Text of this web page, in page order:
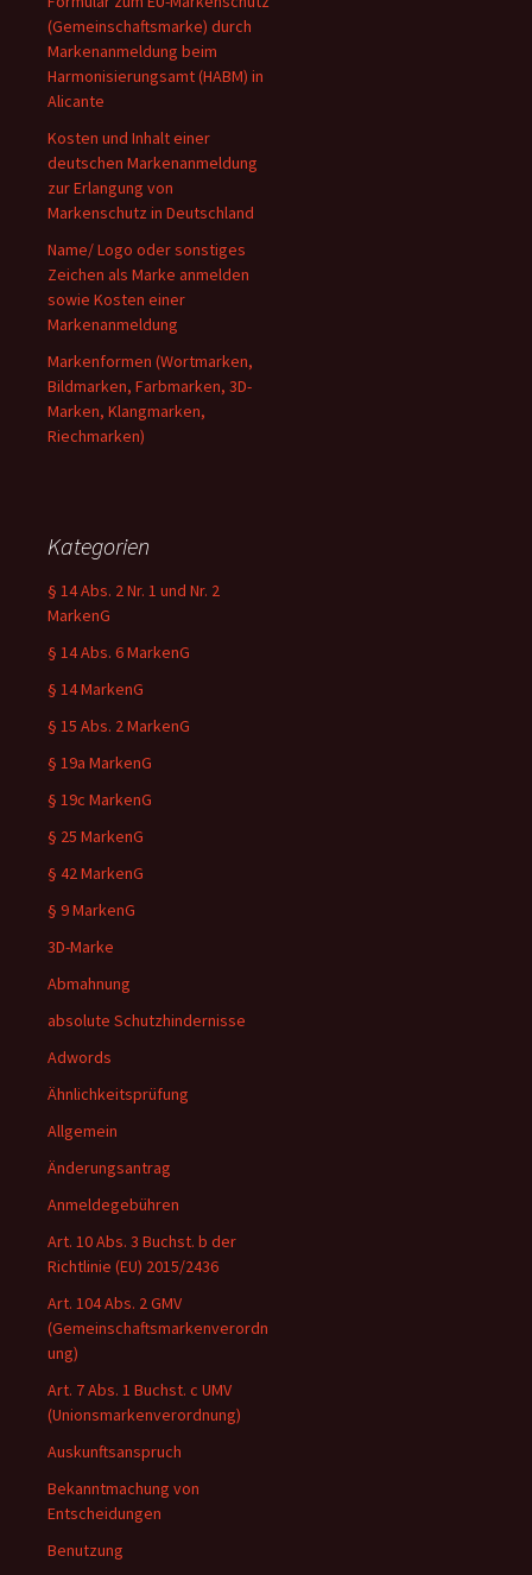
(Gemeinschaftsmarke) durch
Markenanmeldung beim
Harmonisierungsamt (HABM) in
Alicante
Kosten und Inhalt einer
deutschen Markenanmeldung
zur Erlangung von
Markenschutz in Deutschland
Name/ Logo oder sonstiges
Zeichen als Marke anmelden
sowie Kosten einer
Markenanmeldung
Markenformen (Wortmarken,
Bildmarken, Farbmarken, 3D-
Marken, Klangmarken,
Riechmarken)
Kategorien
§ 14 Abs. 2 Nr. 1 und Nr. 2
MarkenG
§ 14 Abs. 6 MarkenG
§ 14 MarkenG
§ 15 Abs. 2 MarkenG
§ 19a MarkenG
§ 19c MarkenG
§ 25 MarkenG
§ 42 MarkenG
§ 9 MarkenG
3D-Marke
Abmahnung
absolute Schutzhindernisse
Adwords
Ähnlichkeitsprüfung
Allgemein
Änderungsantrag
Anmeldegebühren
Art. 10 Abs. 3 Buchst. b der
Richtlinie (EU) 2015/2436
Art. 104 Abs. 2 GMV
(Gemeinschaftsmarkenverordn
ung)
Art. 7 Abs. 1 Buchst. c UMV
(Unionsmarkenverordnung)
Auskunftsanspruch
Bekanntmachung von
Entscheidungen
Benutzung